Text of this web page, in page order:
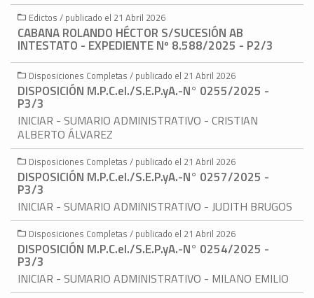
Edictos / publicado el 21 Abril 2026
CABANA ROLANDO HÉCTOR S/SUCESIÓN AB
INTESTATO - EXPEDIENTE Nº 8.588/2025 - P2/3
Disposiciones Completas / publicado el 21 Abril 2026
DISPOSICIÓN M.P.C.eI./S.E.P.yA.-N° 0255/2025 -
P3/3
INICIAR - SUMARIO ADMINISTRATIVO - CRISTIAN
ALBERTO ÁLVAREZ
Disposiciones Completas / publicado el 21 Abril 2026
DISPOSICIÓN M.P.C.eI./S.E.P.yA.-N° 0257/2025 -
P3/3
INICIAR - SUMARIO ADMINISTRATIVO - JUDITH BRUGOS
Disposiciones Completas / publicado el 21 Abril 2026
DISPOSICIÓN M.P.C.eI./S.E.P.yA.-N° 0254/2025 -
P3/3
INICIAR - SUMARIO ADMINISTRATIVO - MILANO EMILIO